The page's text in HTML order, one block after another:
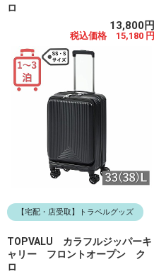
ロ
13,800円
税込価格 15,180 円
【宅配・店受取】トラベルグッズ
TOPVALU カラフルジッパーキ
ャリー フロントオープン ク
ロ